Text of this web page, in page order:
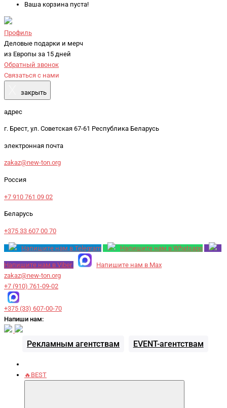
Ваша корзина пуста!
Профиль
Деловые подарки и мерч
из Европы за 15 дней
Обратный звонок
Связаться с нами
закрыть
адрес
г. Брест, ул. Советская 67-61 Республика Беларусь
электронная почта
zakaz@new-ton.org
Россия
+7 910 761 09 02
Беларусь
+375 33 607 00 70
Напишите нам в Telegram Напишите нам в Whatsapp
Напишите нам в Viber
Напишите нам в Max
zakaz@new-ton.org
+7 (910) 761-09-02
+375 (33) 607-00-70
Напиши нам:
Рекламным агентствам EVENT-агентствам
🔥BEST